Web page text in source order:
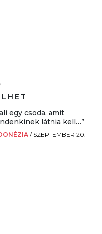
egy csoda, amit
látnia kell…”
/ SZEPTEMBER 20.